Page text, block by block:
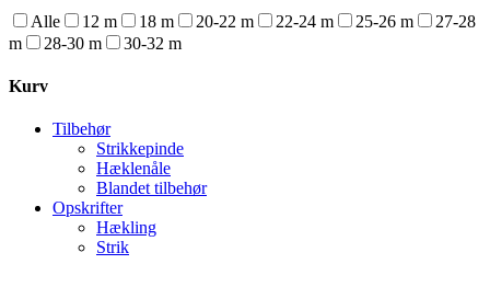
Alle 12 m 18 m 20-22 m 22-24 m 25-26 m
27-28
m
28-30 m 30-32 m
Kurv
Tilbehør
Strikkepinde
Hæklenåle
Blandet tilbehør
Opskrifter
Hækling
Strik